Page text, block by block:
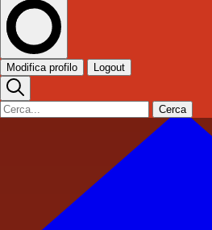
Modifica profilo Logout
Cerca